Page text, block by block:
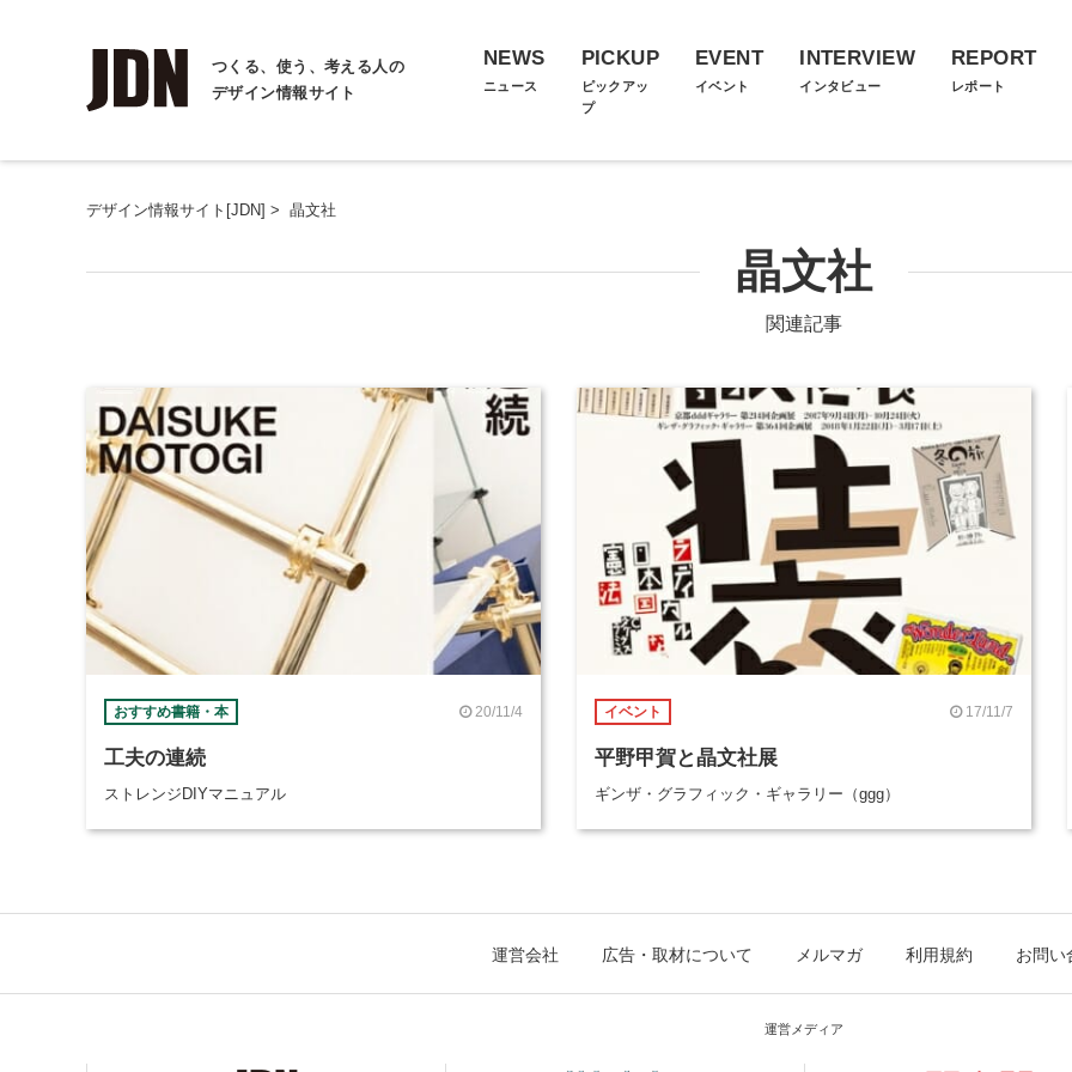
つくる、使う、考える人の
デザイン情報サイト
NEWS
ニュース
PICKUP
ピックアッ
プ
EVENT
イベント
INTERVIEW
インタビュー
REPORT
レポート
デザイン情報サイト[JDN] > 晶文社
晶文社
関連記事
おすすめ書籍・本 20/11/4
工夫の連続
ストレンジDIYマニュアル
イベント 17/11/7
平野甲賀と晶文社展
ギンザ・グラフィック・ギャラリー（ggg）
運営会社 広告・取材について メルマガ 利用規約 お問い
運営メディア